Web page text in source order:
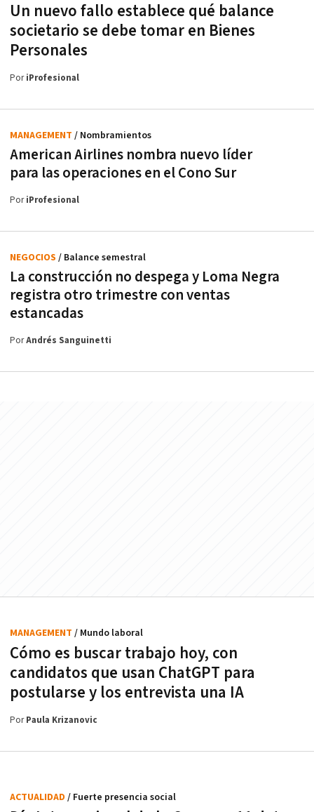
Un nuevo fallo establece qué balance
societario se debe tomar en Bienes
Personales
PoriProfesional
American Airlines nombra nuevo líder
para las operaciones en el Cono Sur
MANAGEMENT / Nombramientos
PoriProfesional
La construcción no despega y Loma Negra
registra otro trimestre con ventas
estancadas
NEGOCIOS / Balance semestral
PorAndrés Sanguinetti
Cómo es buscar trabajo hoy, con
candidatos que usan ChatGPT para
postularse y los entrevista una IA
MANAGEMENT / Mundo laboral
PorPaula Krizanovic
ACTUALIDAD / Fuerte presencia social